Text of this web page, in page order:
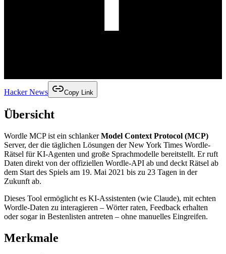
Hacker News Copy Link
Übersicht
Wordle MCP ist ein schlankerModel Context Protocol (MCP)
Server, der die täglichen Lösungen der New York Times Wordle-
Rätsel für KI-Agenten und große Sprachmodelle bereitstellt. Er ruft
Daten direkt von der offiziellen Wordle-API ab und deckt Rätsel ab
dem Start des Spiels am 19. Mai 2021 bis zu 23 Tagen in der
Zukunft ab.
Dieses Tool ermöglicht es KI-Assistenten (wie Claude), mit echten
Wordle-Daten zu interagieren – Wörter raten, Feedback erhalten
oder sogar in Bestenlisten antreten – ohne manuelles Eingreifen.
Merkmale